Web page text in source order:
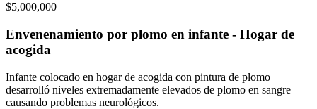
$5,000,000
Envenenamiento por plomo en infante - Hogar de
acogida
Infante colocado en hogar de acogida con pintura de plomo
desarrolló niveles extremadamente elevados de plomo en sangre
causando problemas neurológicos.